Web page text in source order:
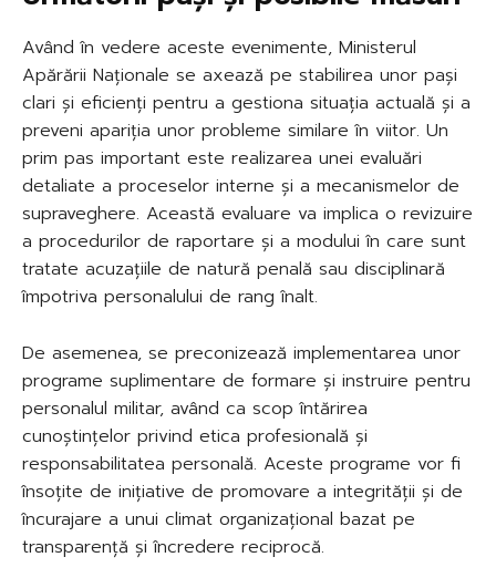
Având în vedere aceste evenimente, Ministerul
Apărării Naționale se axează pe stabilirea unor pași
clari și eficienți pentru a gestiona situația actuală și a
preveni apariția unor probleme similare în viitor. Un
prim pas important este realizarea unei evaluări
detaliate a proceselor interne și a mecanismelor de
supraveghere. Această evaluare va implica o revizuire
a procedurilor de raportare și a modului în care sunt
tratate acuzațiile de natură penală sau disciplinară
împotriva personalului de rang înalt.
De asemenea, se preconizează implementarea unor
programe suplimentare de formare și instruire pentru
personalul militar, având ca scop întărirea
cunoștințelor privind etica profesională și
responsabilitatea personală. Aceste programe vor fi
însoțite de inițiative de promovare a integrității și de
încurajare a unui climat organizațional bazat pe
transparență și încredere reciprocă.